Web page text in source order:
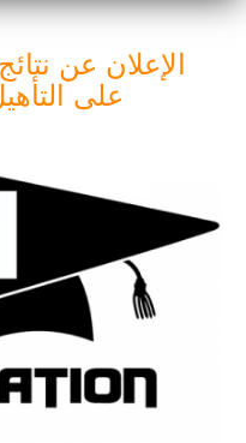
الإعلان عن
على